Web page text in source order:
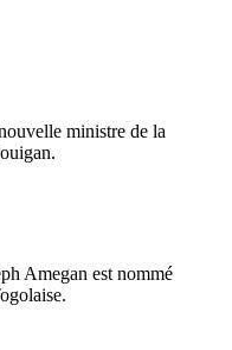
ministre de la
Amegan est nommé